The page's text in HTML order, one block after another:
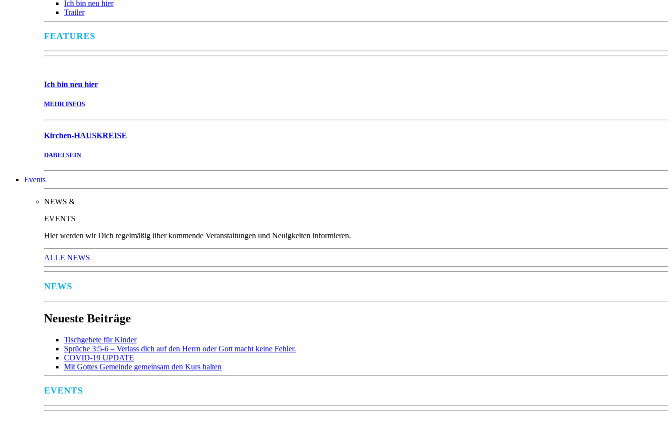
Ich bin neu hier
Trailer
FEATURES
Ich bin neu hier
MEHR INFOS
Kirchen-HAUSKREISE
DABEI SEIN
Events
NEWS &
EVENTS
Hier werden wir Dich regelmäßig über kommende Veranstaltungen und Neuigkeiten informieren.
ALLE NEWS
NEWS
Neueste Beiträge
Tischgebete für Kinder
Sprüche 3:5-6 – Verlass dich auf den Herrn oder Gott macht keine Fehler.
COVID-19 UPDATE
Mit Gottes Gemeinde gemeinsam den Kurs halten
EVENTS